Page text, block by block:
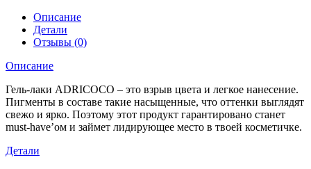
Описание
Детали
Отзывы (0)
Описание
Гель-лаки ADRICOCO – это взрыв цвета и легкое нанесение.
Пигменты в составе такие насыщенные, что оттенки выглядят
свежо и ярко. Поэтому этот продукт гарантировано станет
must-have’ом и займет лидирующее место в твоей косметичке.
Детали